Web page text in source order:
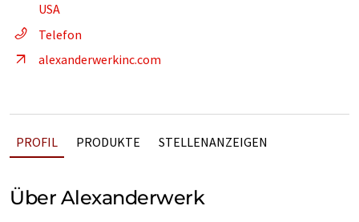
USA
Telefon
alexanderwerkinc.com
PROFIL PRODUKTE STELLENANZEIGEN
Über Alexanderwerk